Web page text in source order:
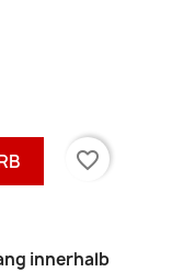
favorite_border
innerhalb